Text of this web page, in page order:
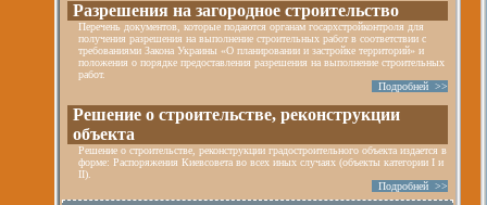
Разрешения на загородное строительство
Перечень документов, которые подаются органам госархстройконтроля для
получения разрешения на выполнение строительных работ в соответствии с
требованиями Закона Украины «О планировании и застройке территорий» и
положения о порядке предоставления разрешения на выполнение строительных
работ.
Подробней >>
Решение о строительстве, реконструкции
объекта
Решение о строительстве, реконструкции градостроительного объекта издается в
форме: Распоряжения Киевсовета во всех иных случаях (объекты категории I и
II).
Подробней >>